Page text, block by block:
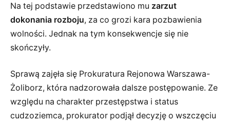
Na tej podstawie przedstawiono mu zarzut
dokonania rozboju, za co grozi kara pozbawienia
wolności. Jednak na tym konsekwencje się nie
skończyły.
Sprawą zajęła się Prokuratura Rejonowa Warszawa-
Żoliborz, która nadzorowała dalsze postępowanie. Ze
względu na charakter przestępstwa i status
cudzoziemca, prokurator podjął decyzję o wszczęciu